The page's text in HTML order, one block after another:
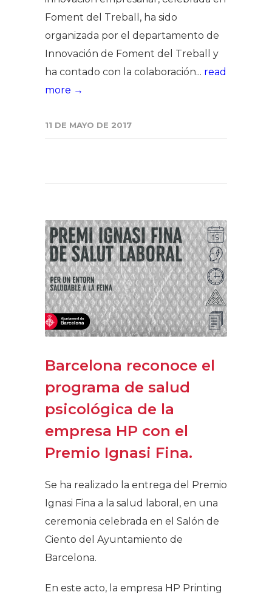
Foment del Treball, ha sido
organizada por el departamento de
Innovación de Foment del Treball y
ha contado con la colaboración... read
more →
11 DE MAYO DE 2017
Barcelona reconoce el
programa de salud
psicológica de la
empresa HP con el
Premio Ignasi Fina.
Se ha realizado la entrega del Premio
Ignasi Fina a la salud laboral, en una
ceremonia celebrada en el Salón de
Ciento del Ayuntamiento de
Barcelona.
En este acto, la empresa HP Printing